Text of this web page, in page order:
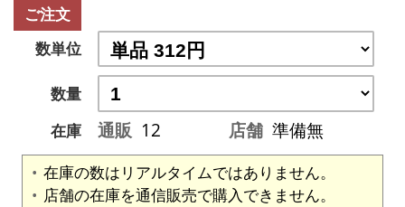
ご注文
数単位
数量
在庫
通販 12 店舗 準備無
在庫の数はリアルタイムではありません。
店舗の在庫を通信販売で購入できません。